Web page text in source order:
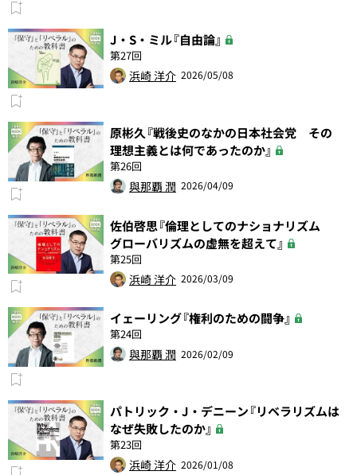
J・S・ミル『自由論』
第27回
浜崎 洋介 2026/05/08
原彬久『戦後史のなかの日本社会党 その
理想主義とは何であったのか』
第26回
與那覇 潤 2026/04/09
佐伯啓思『倫理としてのナショナリズム
グローバリズムの虚無を超えて』
第25回
浜崎 洋介 2026/03/09
イェーリング『権利のための闘争』
第24回
與那覇 潤 2026/02/09
パトリック・J・デニーン『リベラリズムは
なぜ失敗したのか』
第23回
浜崎 洋介 2026/01/08